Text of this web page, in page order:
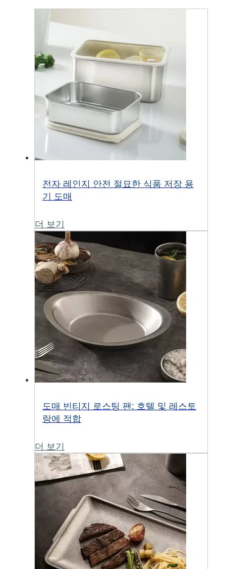
전자 레인지 안전 절묘한 식품 저장 용
기 도매
더 보기
도매 빈티지 로스팅 팬: 호텔 및 레스토
랑에 적합
더 보기